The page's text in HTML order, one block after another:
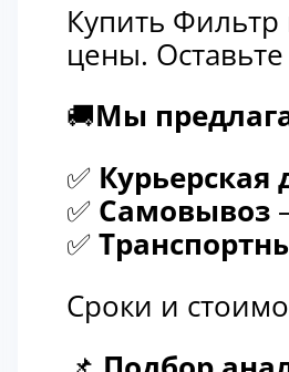
Купить
цены.
🚚Мы
✅ Курьерская
✅ Самовывоз
✅
Сроки и